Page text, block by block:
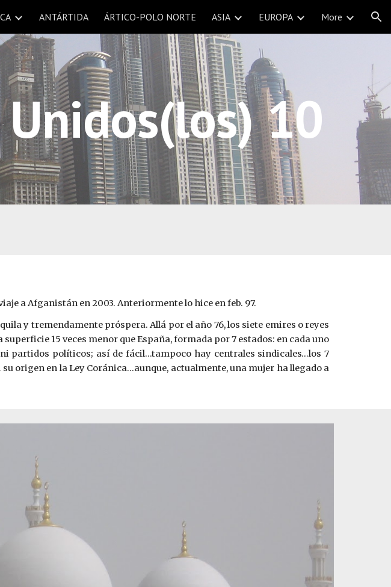
Skip to navigation
ANTÁRTIDA ÁRTICO-POLO NORTE ASIA EUROPA More
10
a Afganistán en 2003. Anteriormente lo hice en feb. 97.
y tremendamente próspera. Allá por el año 76, los siete emires o reyes
15 veces menor que España, formada por 7 estados: en cada uno
partidos políticos; así de fácil…tampoco hay centrales sindicales…los 7
origen en la Ley Coránica…aunque, actualmente, una mujer ha llegado a